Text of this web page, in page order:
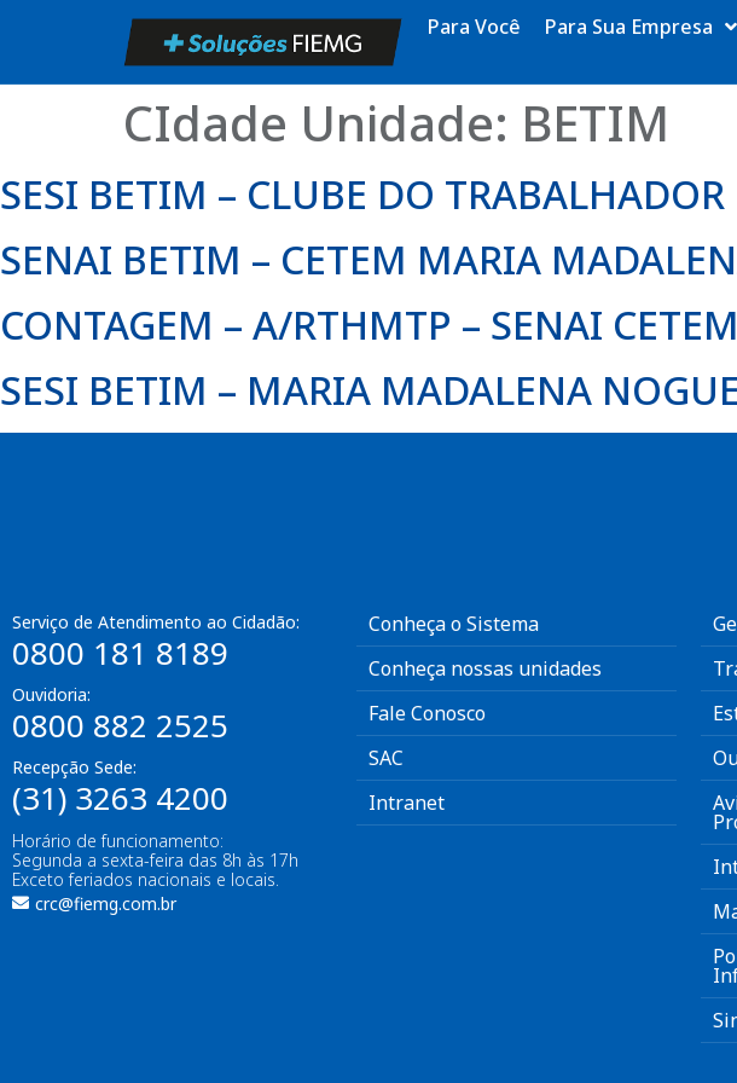
Para Você Para Sua Empresa
CIdade Unidade: BETIM
SESI BETIM – CLUBE DO
SENAI BETIM – CETEM MARIA
CONTAGEM – A/RTHMTP – SENAI CETEM
SESI BETIM – MARIA MADALENA
Serviço de Atendimento ao Cidadão:
0800 181 8189
Ouvidoria:
0800 882 2525
Recepção Sede:
(31) 3263 4200
Horário de funcionamento:
Segunda a sexta-feira das 8h às 17h
Exceto feriados nacionais e locais.
crc@fiemg.com.br
Conheça o Sistema
Conheça nossas unidades
Fale Conosco
SAC
Intranet